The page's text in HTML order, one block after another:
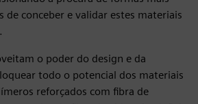
de conceber e validar estes materiais
o poder do design e da
todo o potencial dos materiais
reforçados com fibra de